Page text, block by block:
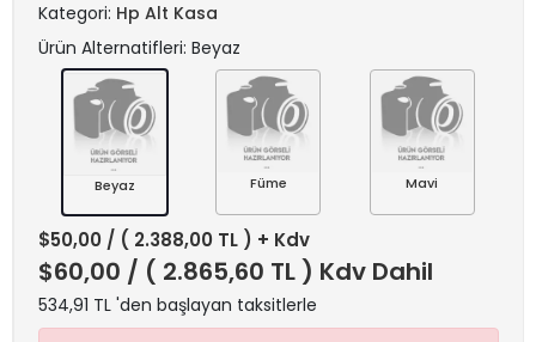
Kategori: Hp Alt Kasa
Ürün Alternatifleri: Beyaz
Beyaz Füme Mavi
$50,00 / ( 2.388,00 TL ) + Kdv
$60,00 / ( 2.865,60 TL ) Kdv Dahil
534,91 TL 'den başlayan taksitlerle